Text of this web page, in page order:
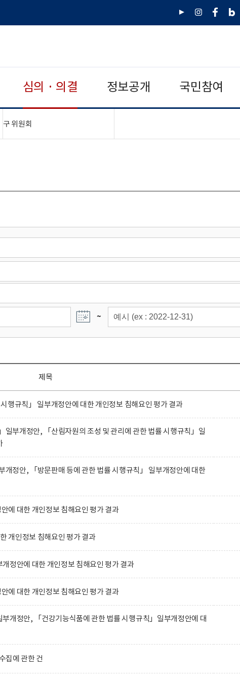
유
인
페
네
그
심의 · 의결 정보공개 국민참여
구 위원회
~
제목
행규칙」 일부개정안에 대한 개인정보 침해요인 평가 결과
일부개정안, 「산림자원의 조성 및 관리에 관한 법률 시행규칙」일
개정안, 「방문판매 등에 관한 법률 시행규칙」 일부개정안에 대한
에 대한 개인정보 침해요인 평가 결과
개인정보 침해요인 평가 결과
정안에 대한 개인정보 침해요인 평가 결과
에 대한 개인정보 침해요인 평가 결과
부개정안, 「건강기능식품에 관한 법률 시행규칙」일부개정안에 대
집에 관한 건